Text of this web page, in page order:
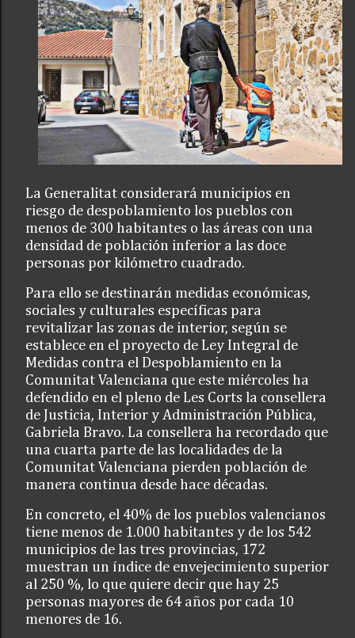
La Generalitat considerará municipios en
riesgo de despoblamiento los pueblos con
menos de 300 habitantes o las áreas con una
densidad de población inferior a las doce
personas por kilómetro cuadrado.
Para ello se destinarán medidas económicas,
sociales y culturales específicas para
revitalizar las zonas de interior, según se
establece en el proyecto de Ley Integral de
Medidas contra el Despoblamiento en la
Comunitat Valenciana que este miércoles ha
defendido en el pleno de Les Corts la consellera
de Justicia, Interior y Administración Pública,
Gabriela Bravo. La consellera ha recordado que
una cuarta parte de las localidades de la
Comunitat Valenciana pierden población de
manera continua desde hace décadas.
En concreto, el 40% de los pueblos valencianos
tiene menos de 1.000 habitantes y de los 542
municipios de las tres provincias, 172
muestran un índice de envejecimiento superior
al 250 %, lo que quiere decir que hay 25
personas mayores de 64 años por cada 10
menores de 16.